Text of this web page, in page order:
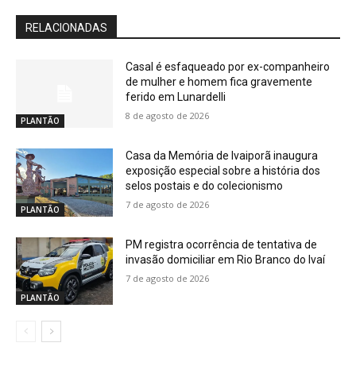
RELACIONADAS
PLANTÃO
Casal é esfaqueado por ex-companheiro
de mulher e homem fica gravemente
ferido em Lunardelli
8 de agosto de 2026
PLANTÃO
Casa da Memória de Ivaiporã inaugura
exposição especial sobre a história dos
selos postais e do colecionismo
7 de agosto de 2026
PLANTÃO
PM registra ocorrência de tentativa de
invasão domiciliar em Rio Branco do Ivaí
7 de agosto de 2026